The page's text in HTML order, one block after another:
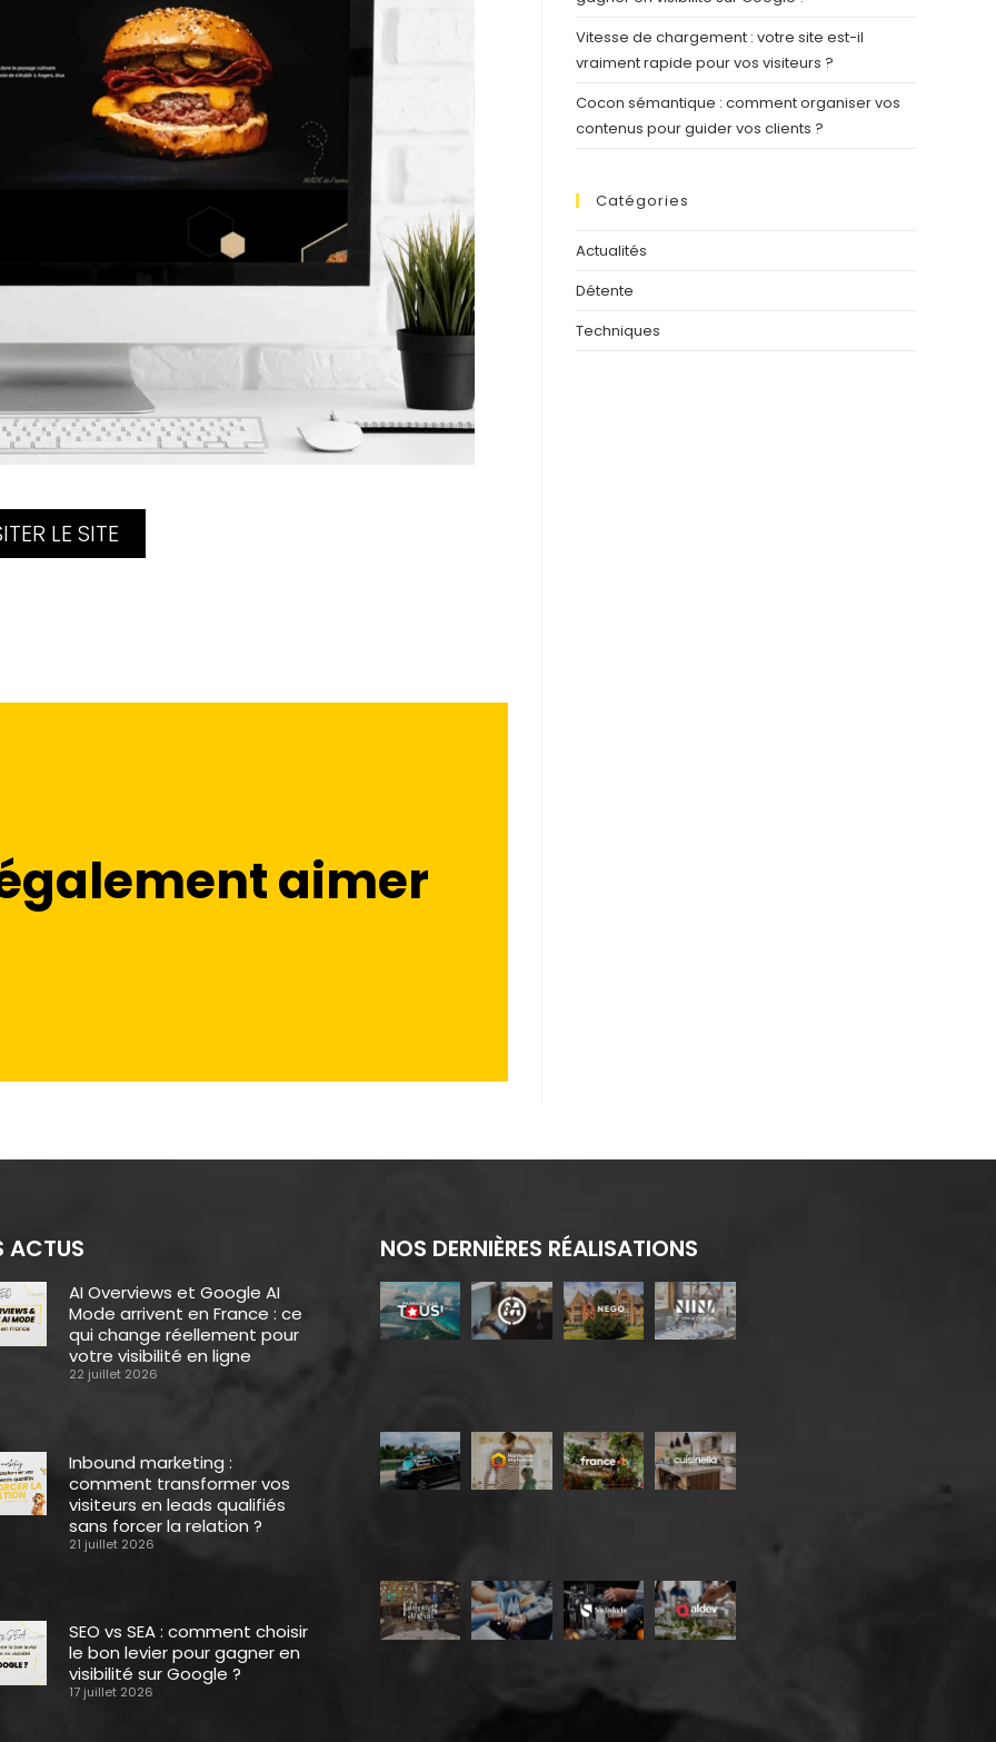
LE SITE
aimer
Vitesse de chargement : votre site est-il
vraiment rapide pour vos visiteurs ?
Cocon sémantique : comment organiser vos
contenus pour guider vos clients ?
Catégories
Actualités
Détente
Techniques
ACTUS
AI Overviews et Google AI
Mode arrivent en France : ce
qui change réellement pour
votre visibilité en ligne
22 juillet 2026
Inbound marketing :
comment transformer vos
visiteurs en leads qualifiés
sans forcer la relation ?
21 juillet 2026
SEO vs SEA : comment choisir
le bon levier pour gagner en
visibilité sur Google ?
17 juillet 2026
NOS DERNIÈRES RÉALISATIONS